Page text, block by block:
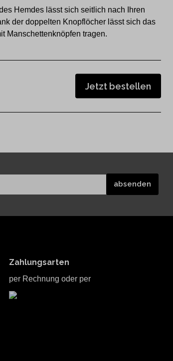
Hemdes lässt sich seitlich nach Ihren
der doppelten Knopflöcher lässt sich das
Manschettenknöpfen tragen.
Jetzt bestellen
Zahlungsarten
per Rechnung oder per